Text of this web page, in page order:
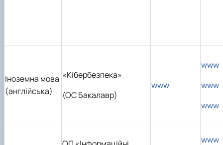
Іноземна мова
(англійська)
«Кібербезпека»
(ОС Бакалавр)
www
www
www
www
www